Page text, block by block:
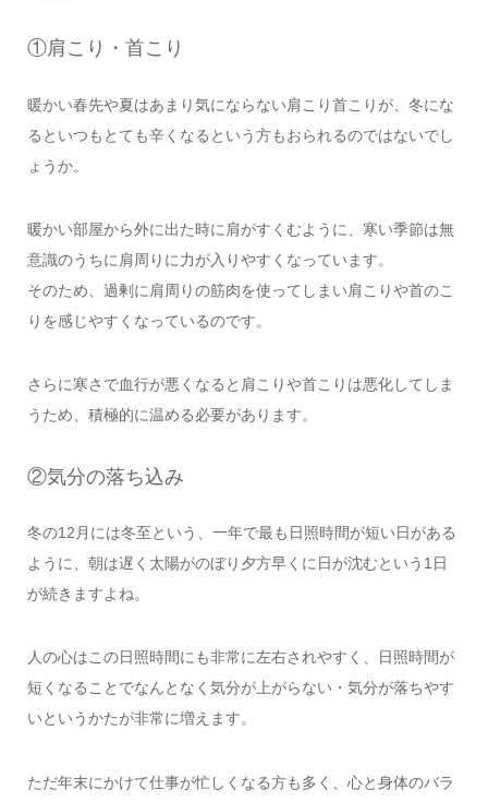
①肩こり・首こり
暖かい春先や夏はあまり気にならない肩こり首こりが、冬にな
るといつもとても辛くなるという方もおられるのではないでし
ょうか。
暖かい部屋から外に出た時に肩がすくむように、寒い季節は無
意識のうちに肩周りに力が入りやすくなっています。
そのため、過剰に肩周りの筋肉を使ってしまい肩こりや首のこ
りを感じやすくなっているのです。
さらに寒さで血行が悪くなると肩こりや首こりは悪化してしま
うため、積極的に温める必要があります。
②気分の落ち込み
冬の12月には冬至という、一年で最も日照時間が短い日がある
ように、朝は遅く太陽がのぼり夕方早くに日が沈むという1日
が続きますよね。
人の心はこの日照時間にも非常に左右されやすく、日照時間が
短くなることでなんとなく気分が上がらない・気分が落ちやす
いというかたが非常に増えます。
ただ年末にかけて仕事が忙しくなる方も多く、心と身体のバラ